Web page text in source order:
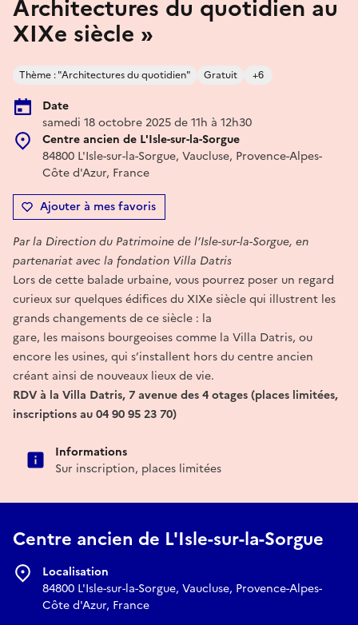
Architectures du quotidien au
XIXe siècle »
Thème : "Architectures du quotidien" Gratuit +6
Date
samedi 18 octobre 2025 de 11h à 12h30
Centre ancien de L'Isle-sur-la-Sorgue
84800 L'Isle-sur-la-Sorgue, Vaucluse, Provence-Alpes-
Côte d'Azur, France
Ajouter à mes favoris
Par la Direction du Patrimoine de l’Isle-sur-la-Sorgue, en
partenariat avec la fondation Villa Datris
Lors de cette balade urbaine, vous pourrez poser un regard
curieux sur quelques édifices du XIXe siècle qui illustrent les
grands changements de ce siècle : la
gare, les maisons bourgeoises comme la Villa Datris, ou
encore les usines, qui s’installent hors du centre ancien
créant ainsi de nouveaux lieux de vie.
RDV à la Villa Datris, 7 avenue des 4 otages (places limitées,
inscriptions au 04 90 95 23 70)
Informations
Sur inscription, places limitées
Centre ancien de L'Isle-sur-la-Sorgue
Localisation
84800 L'Isle-sur-la-Sorgue, Vaucluse, Provence-Alpes-
Côte d'Azur, France